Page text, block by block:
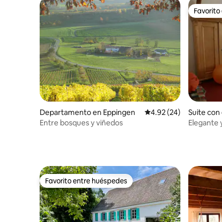
Departamento en Eppingen Calificación
4.92 (24)
Entre bosques y viñedos
Suite
en
Elegante
Favorito entre huéspedes
Favorito entre huéspedes